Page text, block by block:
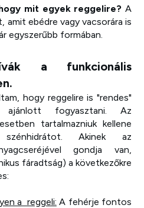
mit egyek reggelire? A
amit ebédre vagy vacsorára is
egyszerűbb formában.
a funkcionális
hogy reggelire is "rendes"
fogyasztani. Az
tartalmazniuk kellene
Akinek az
gondja van,
fáradtság) a következőkre
a reggeli: A fehérje fontos